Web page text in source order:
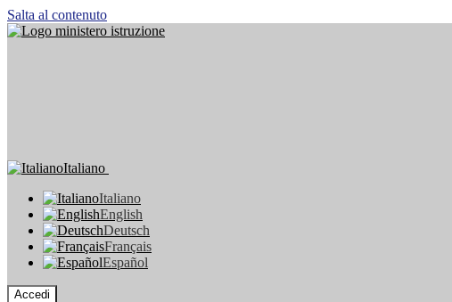
Salta al contenuto
Italiano
Italiano
English
Deutsch
Français
Español
Accedi